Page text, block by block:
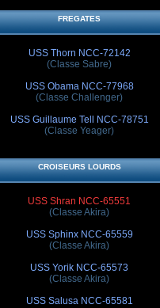
FREGATES
USS Thorn NCC-72142
(Classe Sabre)
USS Obama NCC-77968
(Classe Challenger)
USS Guillaume Tell NCC-78751
(Classe Yeager)
CROISEURS LOURDS
USS Shran NCC-65551
(Classe Akira)
USS Sphinx NCC-65559
(Classe Akira)
USS Yorik NCC-65573
(Classe Akira)
USS Salusa NCC-65581